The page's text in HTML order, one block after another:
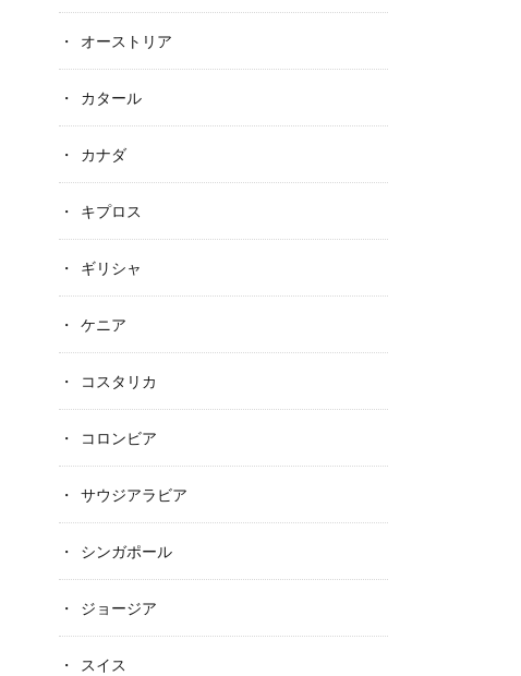
オーストリア
カタール
カナダ
キプロス
ギリシャ
ケニア
コスタリカ
コロンビア
サウジアラビア
シンガポール
ジョージア
スイス